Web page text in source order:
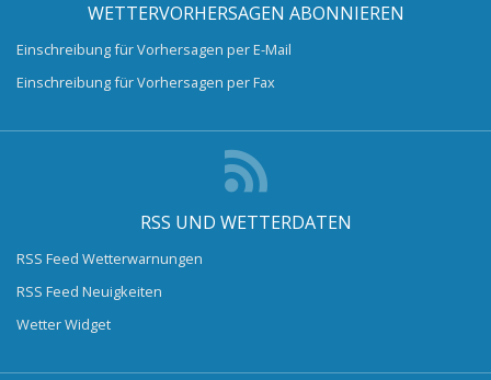
WETTERVORHERSAGEN ABONNIEREN
Einschreibung für Vorhersagen per E-Mail
Einschreibung für Vorhersagen per Fax
RSS UND WETTERDATEN
RSS Feed Wetterwarnungen
RSS Feed Neuigkeiten
Wetter Widget